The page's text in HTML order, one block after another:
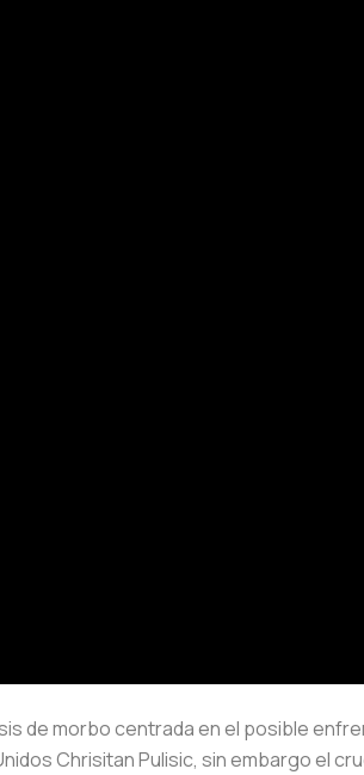
de morbo centrada en el posible
Chrisitan Pulisic, sin embargo el